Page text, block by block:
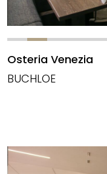
Osteria Venezia
BUCHLOE